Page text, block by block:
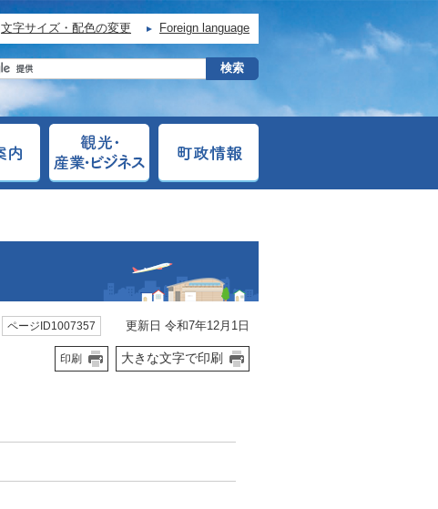
文字サイズ・配色の変更 Foreign language
ページID1007357 更新日 令和7年12月1日
印刷 大きな文字で印刷